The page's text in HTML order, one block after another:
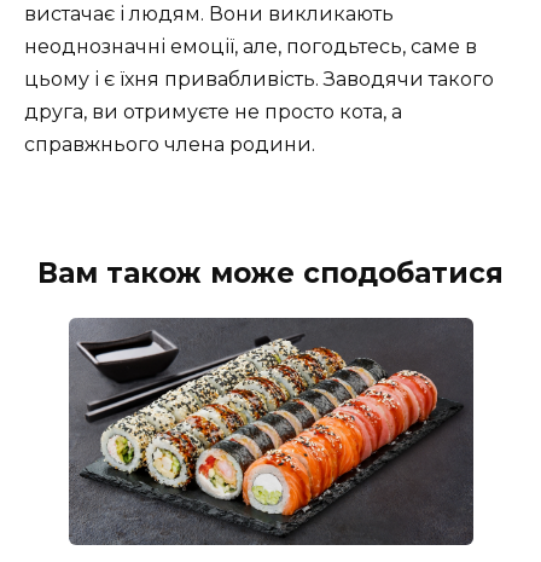
вистачає і людям. Вони викликають
неоднозначні емоції, але, погодьтесь, саме в
цьому і є їхня привабливість. Заводячи такого
друга, ви отримуєте не просто кота, а
справжнього члена родини.
Вам також може сподобатися